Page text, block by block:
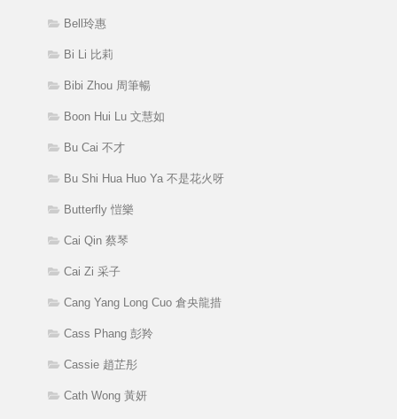
Bell玲惠
Bi Li 比莉
Bibi Zhou 周筆暢
Boon Hui Lu 文慧如
Bu Cai 不才
Bu Shi Hua Huo Ya 不是花火呀
Butterfly 愷樂
Cai Qin 蔡琴
Cai Zi 采子
Cang Yang Long Cuo 倉央龍措
Cass Phang 彭羚
Cassie 趙芷彤
Cath Wong 黃妍